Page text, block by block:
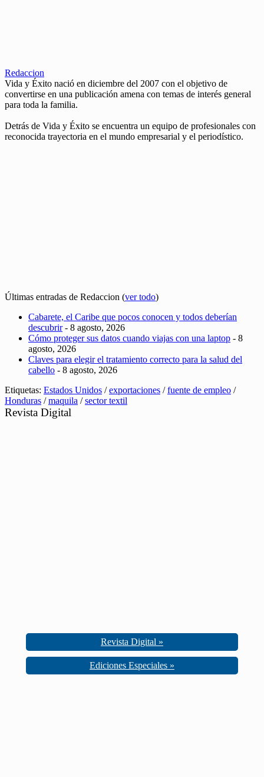
Redaccion
Vida y Éxito nació en diciembre del 2007 con el objetivo de
convertirse en una publicación amena con temas de interés general
para toda la familia.
Detrás de Vida y Éxito se encuentra un equipo de profesionales con
reconocida trayectoria en el mundo empresarial y el periodístico.
Últimas entradas de Redaccion (ver todo)
Cabarete, el Caribe que pocos conocen y todos deberían
descubrir- 8 agosto, 2026
Cómo proteger sus datos cuando viajas con una laptop - 8
agosto, 2026
Claves para elegir el tratamiento correcto para la salud del
cabello - 8 agosto, 2026
Etiquetas: Estados Unidos /exportaciones /fuente de empleo /
Honduras /maquila /sector textil
Revista Digital
Revista Digital »
Ediciones Especiales »